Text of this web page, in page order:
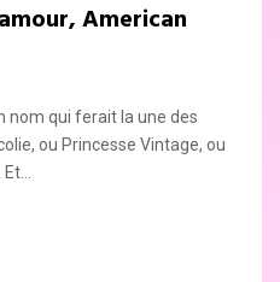
American
nom qui ferait la une des
ou Princesse Vintage, ou